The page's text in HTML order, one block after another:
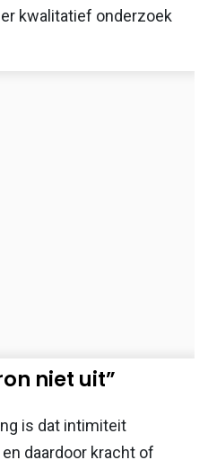
kwalitatief onderzoek
niet uit”
is dat intimiteit
daardoor kracht of